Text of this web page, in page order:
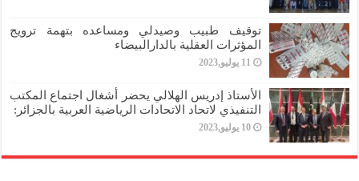
توقيف طبيب وصيدلي ومساعده بتهمة ترويج
المؤثرات العقلية بالدارالبيضاء
11 يوليو,2023
الأستاذ إدريس الهلالي يحضر أشغال اجتماع المكتب
التنفيذي لاتحاد الاتحادات الرياضية العربية بالجزائر:
10 يوليو,2023